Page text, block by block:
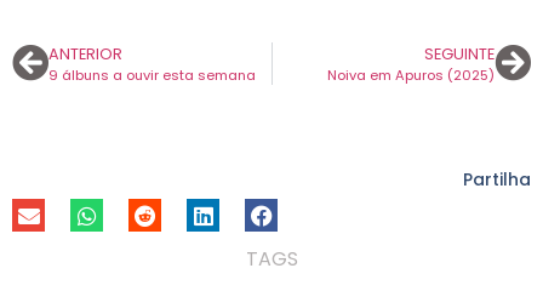
ANTERIOR
9 álbuns a ouvir esta semana
SEGUINTE
Noiva em Apuros (2025)
Partilha
TAGS